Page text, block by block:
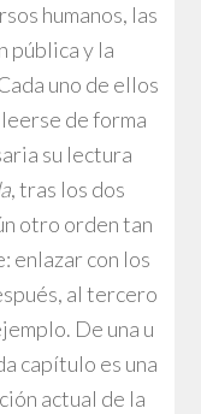
humanos, las
pública y la
uno de ellos
de forma
su lectura
, tras los dos
otro orden tan
enlazar con los
al tercero
De una u
capítulo es una
actual de la